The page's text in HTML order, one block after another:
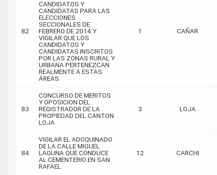
82
CANDIDATOS Y
CANDIDATAS PARA LAS
ELECCIONES
SECCIONALES DE
FEBRERO DE 2014 Y
VIGILAR QUE LOS
CANDIDATOS Y
CANDIDATAS INSCRITOS
POR LAS ZONAS RURAL Y
URBANA PERTENEZCAN
REALMENTE A ESTAS
ÁREAS
1 CAÑAR
83
CONCURSO DE MERITOS
Y OPOSICION DEL
REGISTRADOR DE LA
PROPIEDAD DEL CANTON
LOJA
3 LOJA
84
VIGILAR EL ADOQUINADO
DE LA CALLE MIGUEL
LAGUNA QUE CONDUCE
AL CEMENTERIO EN SAN
RAFAEL
12 CARCHI